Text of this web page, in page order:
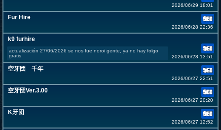
2026/06/29 18:01
Fur Hire
2026/06/28 22:36
k9 furhire
actualización 27/06/2026 se nos fue noroi gente, ya no hay folgo
gratis
2026/06/28 13:51
空牙団 千年
2026/06/27 22:51
空牙団Ver.3.00
2026/06/27 20:20
K牙団
2026/06/27 12:52